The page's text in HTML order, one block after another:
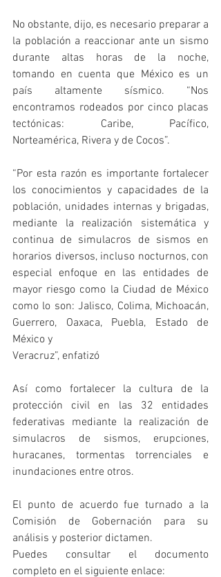
No obstante, dijo, es necesario preparar a
la población a reaccionar ante un sismo
durante altas horas de la noche,
tomando en cuenta que México es un
país altamente sísmico. “Nos
encontramos rodeados por cinco placas
tectónicas: Caribe, Pacífico,
Norteamérica, Rivera y de Cocos”.
“Por esta razón es importante fortalecer
los conocimientos y capacidades de la
población, unidades internas y brigadas,
mediante la realización sistemática y
continua de simulacros de sismos en
horarios diversos, incluso nocturnos, con
especial enfoque en las entidades de
mayor riesgo como la Ciudad de México
como lo son: Jalisco, Colima, Michoacán,
Guerrero, Oaxaca, Puebla, Estado de
México y
Veracruz”, enfatizó
Así como fortalecer la cultura de la
protección civil en las 32 entidades
federativas mediante la realización de
simulacros de sismos, erupciones,
huracanes, tormentas torrenciales e
inundaciones entre otros.
El punto de acuerdo fue turnado a la
Comisión de Gobernación para su
análisis y posterior dictamen.
Puedes consultar el documento
completo en el siguiente enlace: